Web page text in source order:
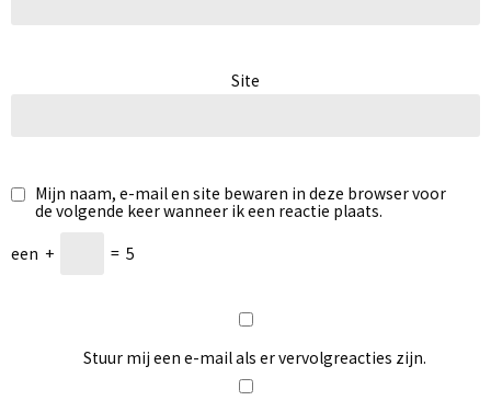
Site
Mijn naam, e-mail en site bewaren in deze browser voor
de volgende keer wanneer ik een reactie plaats.
een + = 5
Stuur mij een e-mail als er vervolgreacties zijn.